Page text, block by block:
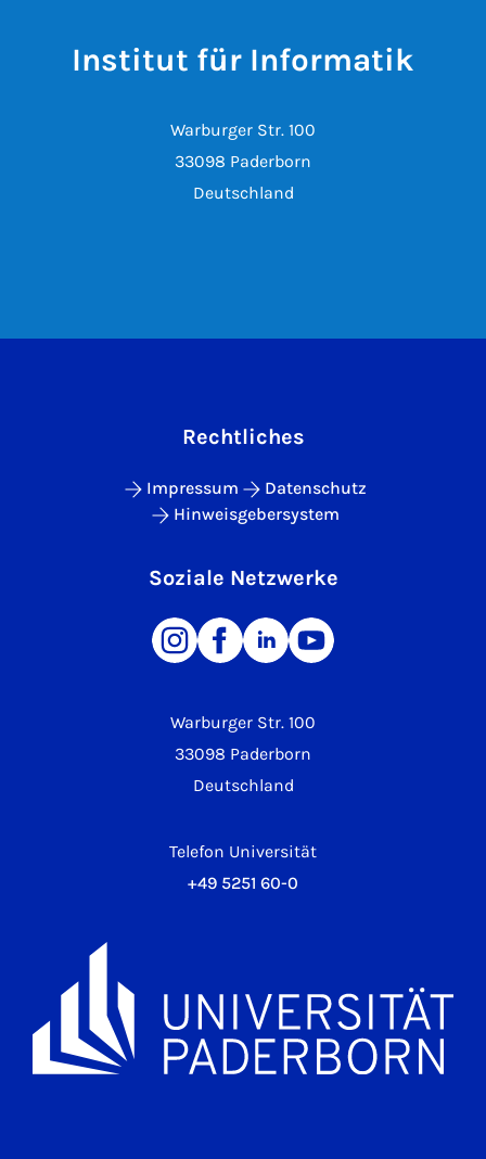
Institut für Informatik
Warburger Str. 100
33098 Paderborn
Deutschland
Warburger Str. 100
33098 Paderborn
Deutschland
Telefon Universität
+49 5251 60-0
Rechtliches
Impressum
Datenschutz
Hinweisgebersystem
Soziale Netzwerke